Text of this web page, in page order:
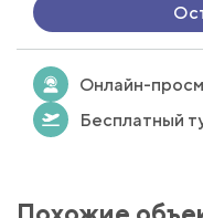
Онлайн-
Бесплатный